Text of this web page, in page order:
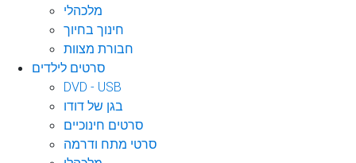
מלכהלי
חינוך בחיוך
חבורת מצוות
סרטים לילדים
DVD - USB
בגן של דודו
סרטים חינוכיים
סרטי מתח ודרמה